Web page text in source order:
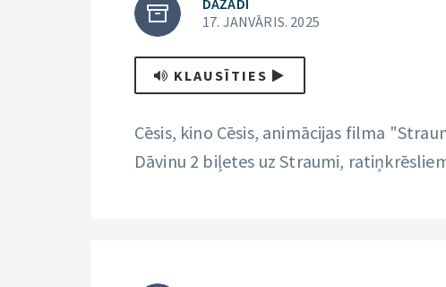
DAŽĀDI
17. JANVĀRIS. 2025
KLAUSĪTIES
Cēsis, kino Cēsis, animācijas filma
Dāvinu 2 biļetes uz Straumi,